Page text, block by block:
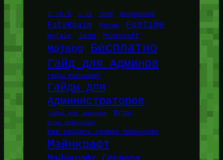
1.16.5 1.21 2026 BungeeHost
FateRealm Forge FunTime
HyTale Java Minecraft
Mojang Бесплатно
Гайд для Админов
Гайды Майнкрафт
Гайды для
Администраторов
Гайды для админов Игры
Игры Майнкрафт
Как создать сервер Майнкрафт
Майнкрафт